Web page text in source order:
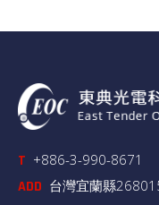
T +886-3-990-8671
ADD 台灣宜蘭縣